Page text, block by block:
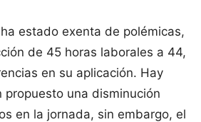
estado exenta de polémicas,
de 45 horas laborales a 44,
en su aplicación. Hay
propuesto una disminución
en la jornada, sin embargo, el